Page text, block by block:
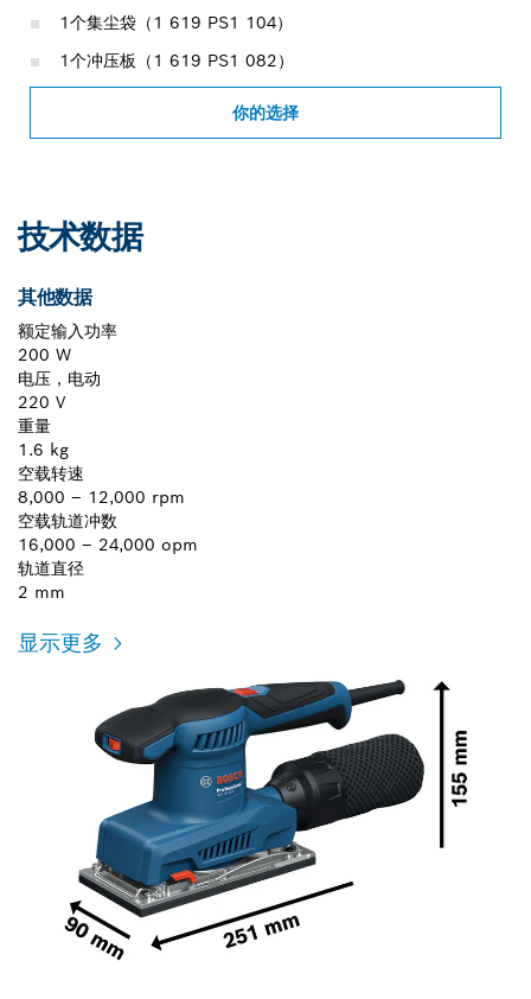
1个集尘袋（1 619 PS1 104）
1个冲压板（1 619 PS1 082）
你的选择
技术数据
其他数据
额定输入功率
200 W
电压，电动
220 V
重量
1.6 kg
空载转速
8,000 – 12,000 rpm
空载轨道冲数
16,000 – 24,000 opm
轨道直径
2 mm
显示更多